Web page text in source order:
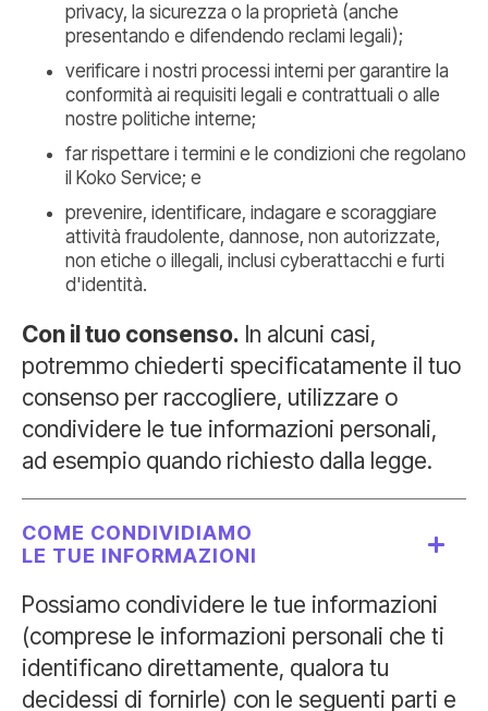
privacy, la sicurezza o la proprietà (anche
presentando e difendendo reclami legali);
verificare i nostri processi interni per garantire la
conformità ai requisiti legali e contrattuali o alle
nostre politiche interne;
far rispettare i termini e le condizioni che regolano
il Koko Service; e
prevenire, identificare, indagare e scoraggiare
attività fraudolente, dannose, non autorizzate,
non etiche o illegali, inclusi cyberattacchi e furti
d'identità.
Con il tuo consenso. In alcuni casi,
potremmo chiederti specificatamente il tuo
consenso per raccogliere, utilizzare o
condividere le tue informazioni personali,
ad esempio quando richiesto dalla legge.
COME CONDIVIDIAMO
LE TUE INFORMAZIONI
Possiamo condividere le tue informazioni
(comprese le informazioni personali che ti
identificano direttamente, qualora tu
decidessi di fornirle) con le seguenti parti e